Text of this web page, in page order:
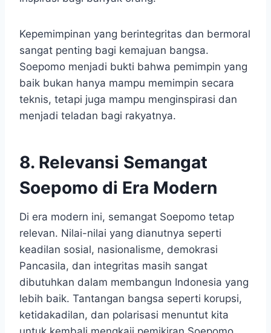
Kepemimpinan yang berintegritas dan bermoral
sangat penting bagi kemajuan bangsa.
Soepomo menjadi bukti bahwa pemimpin yang
baik bukan hanya mampu memimpin secara
teknis, tetapi juga mampu menginspirasi dan
menjadi teladan bagi rakyatnya.
8. Relevansi Semangat
Soepomo di Era Modern
Di era modern ini, semangat Soepomo tetap
relevan. Nilai-nilai yang dianutnya seperti
keadilan sosial, nasionalisme, demokrasi
Pancasila, dan integritas masih sangat
dibutuhkan dalam membangun Indonesia yang
lebih baik. Tantangan bangsa seperti korupsi,
ketidakadilan, dan polarisasi menuntut kita